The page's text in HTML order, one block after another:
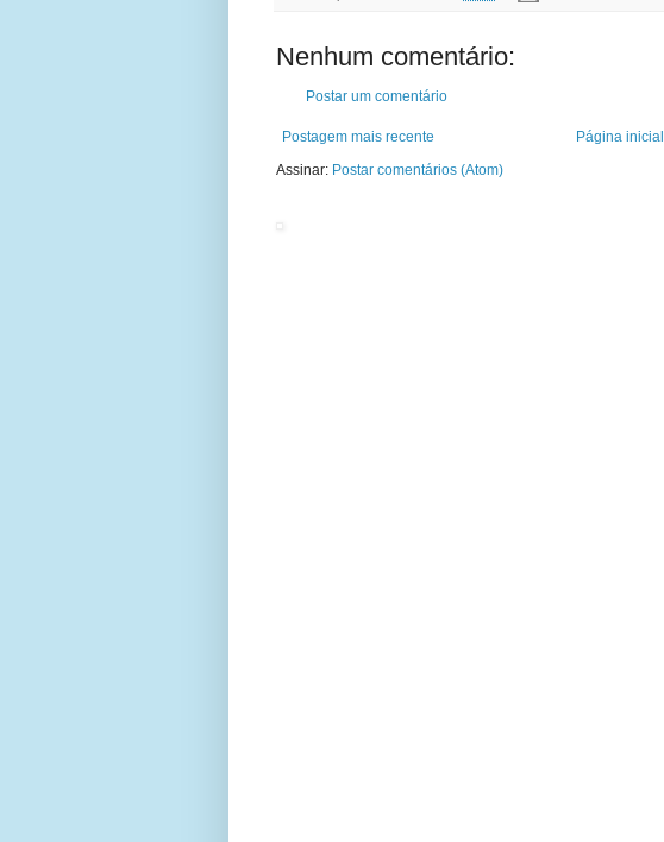
Nenhum comentário:
Postar um comentário
Postagem mais recente
Página inicial
Assinar: Postar comentários (Atom)